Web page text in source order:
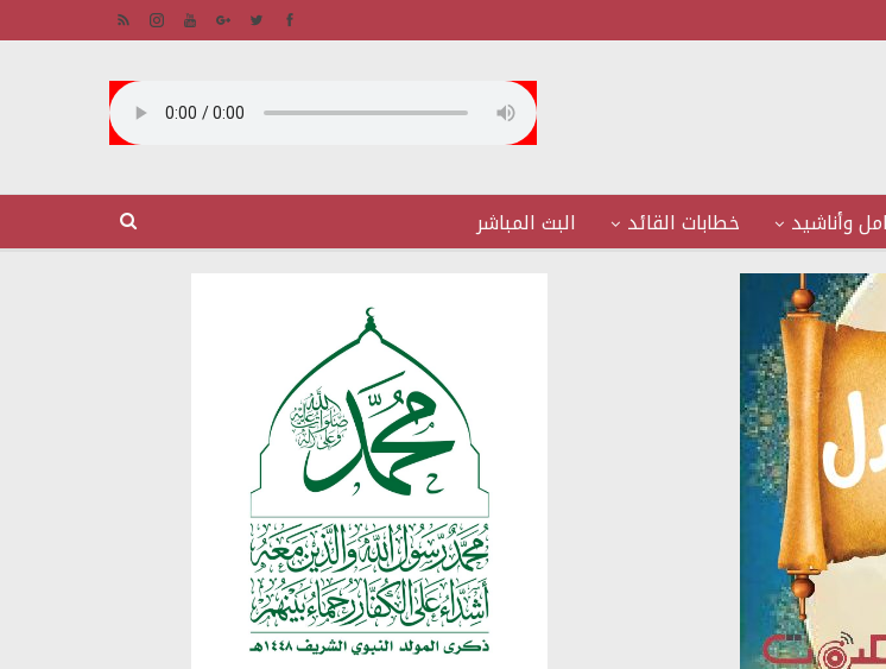
وأناشيد خطابات القائد البث المباشر